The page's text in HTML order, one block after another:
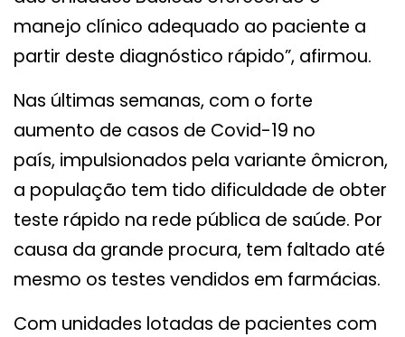
manejo clínico adequado ao paciente a
partir deste diagnóstico rápido”, afirmou.
Nas últimas semanas, com o forte
aumento de casos de Covid-19 no
país, impulsionados pela variante ômicron,
a população tem tido dificuldade de obter
teste rápido na rede pública de saúde. Por
causa da grande procura, tem faltado até
mesmo os testes vendidos em farmácias.
Com unidades lotadas de pacientes com